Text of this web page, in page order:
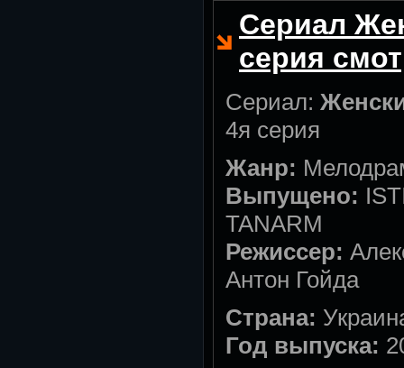
Сериал
серия
Сериал:
4я серия
Жанр:
Выпущено:
TANARM
Режиссер:
Антон Гойда
Страна:
Год выпуска: